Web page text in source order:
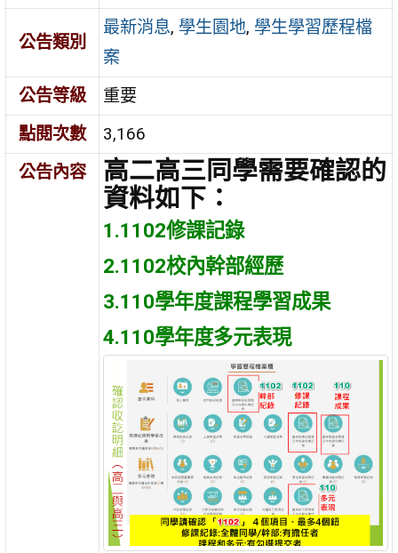
公告類別
最新消息, 學生園地, 學生學習歷程檔
案
公告等級
重要
點閱次數
3,166
公告內容
高二高三同學需要確認的
資料如下：
1.1102修課記錄
2.1102校內幹部經歷
3.110學年度課程學習成果
4.110學年度多元表現